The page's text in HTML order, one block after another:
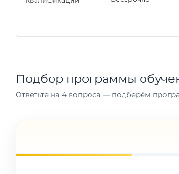
Подбор программы
Ответьте на 4 вопроса — подберём